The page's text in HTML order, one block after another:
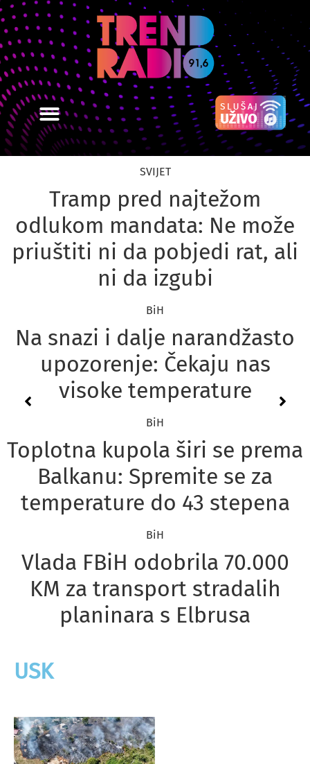
SPORT
UEFA želi pokrenuti
alternativno Svjetsko
prvenstvo, evo kako bi “mini
Mundijal” izgledao
USK
Saopćenje za javnost
povodom sve učestalije
požarne opasnosti na
području općine Velika
Kladuša
BiH
Toplotni val ne popušta: Evo
kada se mogu očekivati
pljuskovi
BiH
Isplata penzija u FBiH počinje
5. augusta, minimalna
uvećana na 690 KM
USK